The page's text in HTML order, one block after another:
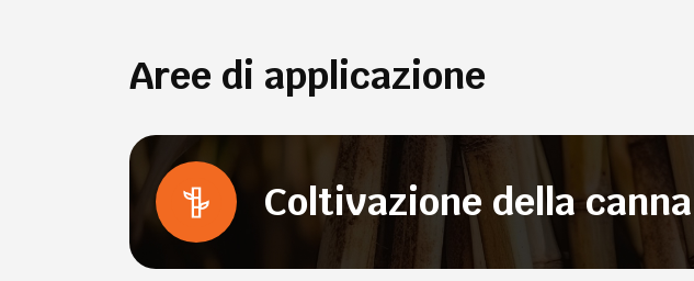
Aree di applicazione
Coltivazione della